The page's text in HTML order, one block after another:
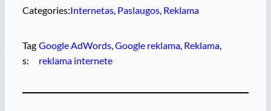
Categories:Internetas, Paslaugos, Reklama
Tag
s:
Google AdWords , Google reklama Reklama
reklama internete